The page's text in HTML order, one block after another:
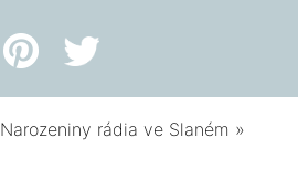
Narozeniny rádia ve Slaném »